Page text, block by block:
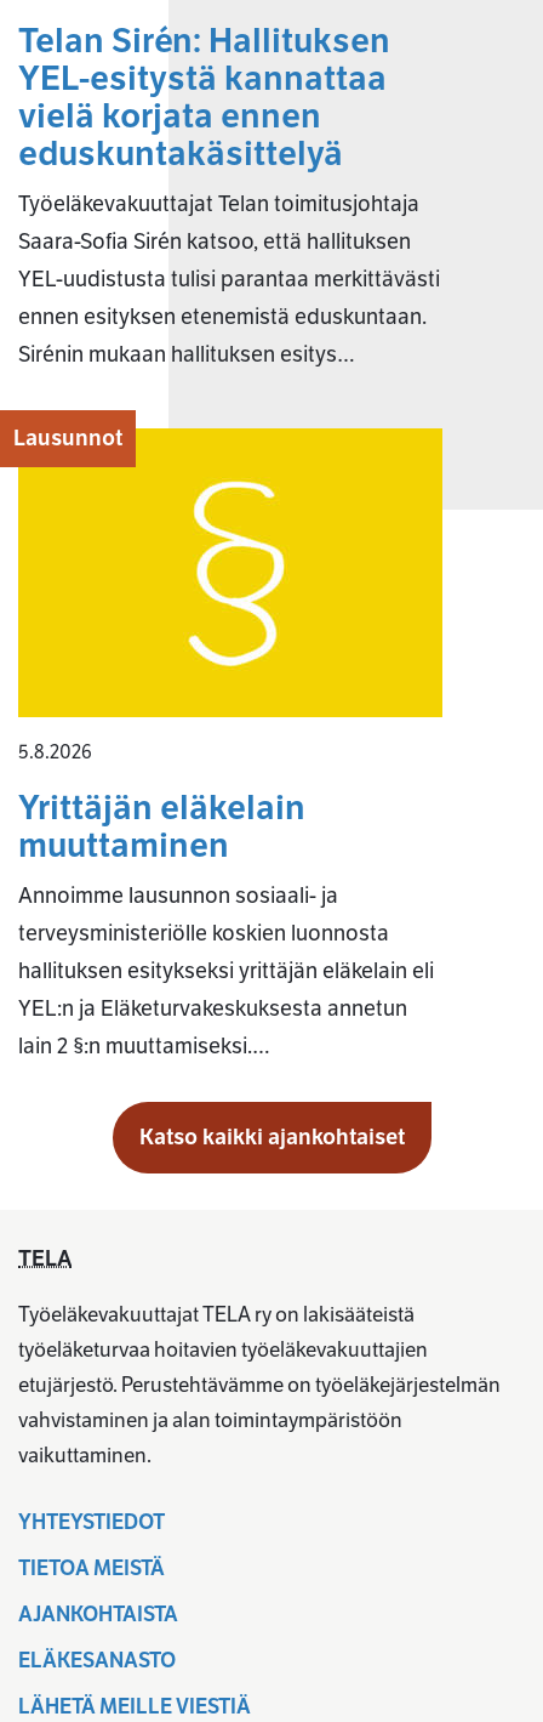
Telan Sirén: Hallituksen
YEL-esitystä kannattaa
vielä korjata ennen
eduskuntakäsittelyä
Työeläkevakuuttajat Telan toimitusjohtaja
Saara-Sofia Sirén katsoo, että hallituksen
YEL-uudistusta tulisi parantaa merkittävästi
ennen esityksen etenemistä eduskuntaan.
Sirénin mukaan hallituksen esitys…
Lausunnot
5.8.2026
Yrittäjän eläkelain
muuttaminen
Annoimme lausunnon sosiaali- ja
terveysministeriölle koskien luonnosta
hallituksen esitykseksi yrittäjän eläkelain eli
YEL:n ja Eläketurvakeskuksesta annetun
lain 2 §:n muuttamiseksi.…
Katso kaikki ajankohtaiset
TELA
Työeläkevakuuttajat TELA ry on lakisääteistä
työeläketurvaa hoitavien työeläkevakuuttajien
etujärjestö. Perustehtävämme on työeläkejärjestelmän
vahvistaminen ja alan toimintaympäristöön
vaikuttaminen.
YHTEYSTIEDOT
TIETOA MEISTÄ
AJANKOHTAISTA
ELÄKESANASTO
LÄHETÄ MEILLE VIESTIÄ